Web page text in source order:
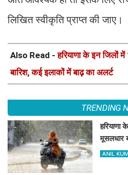
लिखित स्वीकृति प्राप्त की जाए।
Also Read -हरियाणा के इन जिलों
बारिश, कई इलाकों में बाढ़ का अलर्ट
TRENDING
मूसलधार
ANIL